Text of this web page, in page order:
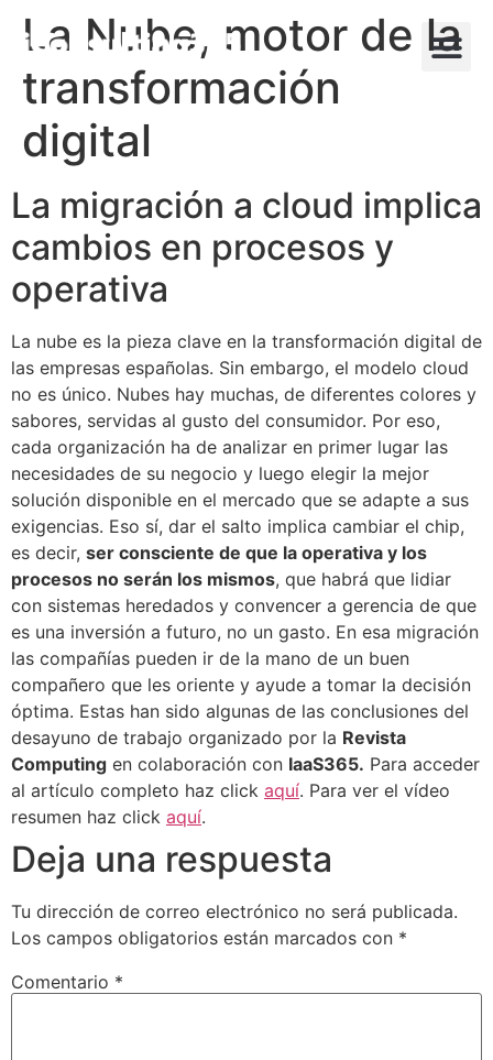
La Nube, motor de la
transformación
digital
La migración a cloud implica
cambios en procesos y
operativa
La nube es la pieza clave en la transformación digital de
las empresas españolas. Sin embargo, el modelo cloud
no es único. Nubes hay muchas, de diferentes colores y
sabores, servidas al gusto del consumidor. Por eso,
cada organización ha de analizar en primer lugar las
necesidades de su negocio y luego elegir la mejor
solución disponible en el mercado que se adapte a sus
exigencias. Eso sí, dar el salto implica cambiar el chip,
es decir, ser consciente de que la operativa y los
procesos no serán los mismos, que habrá que lidiar
con sistemas heredados y convencer a gerencia de que
es una inversión a futuro, no un gasto. En esa migración
las compañías pueden ir de la mano de un buen
compañero que les oriente y ayude a tomar la decisión
óptima. Estas han sido algunas de las conclusiones del
desayuno de trabajo organizado por la Revista
Computing en colaboración con IaaS365. Para acceder
al artículo completo haz click aquí. Para ver el vídeo
resumen haz click aquí.
Deja una respuesta
Tu dirección de correo electrónico no será publicada.
Los campos obligatorios están marcados con *
Comentario *